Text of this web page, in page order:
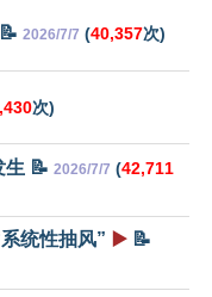
📝 2026/7/7 (40,357次)
次)
生 📝 2026/7/7 (42,711
统性抽风” ▶️ 📝